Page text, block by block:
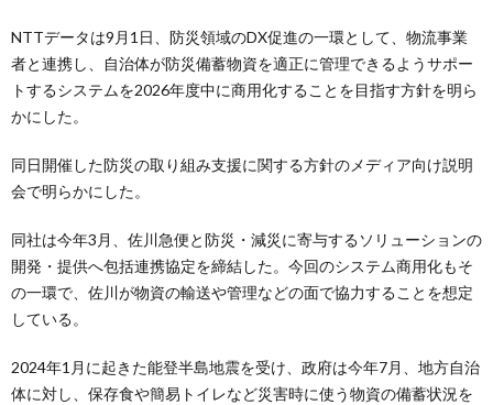
NTTデータは9月1日、防災領域のDX促進の一環として、物流事業
者と連携し、自治体が防災備蓄物資を適正に管理できるようサポー
トするシステムを2026年度中に商用化することを目指す方針を明ら
かにした。
同日開催した防災の取り組み支援に関する方針のメディア向け説明
会で明らかにした。
同社は今年3月、佐川急便と防災・減災に寄与するソリューションの
開発・提供へ包括連携協定を締結した。今回のシステム商用化もそ
の一環で、佐川が物資の輸送や管理などの面で協力することを想定
している。
2024年1月に起きた能登半島地震を受け、政府は今年7月、地方自治
体に対し、保存食や簡易トイレなど災害時に使う物資の備蓄状況を